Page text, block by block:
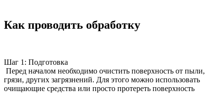
Как проводить обработку
Шаг 1: Подготовка
Перед началом необходимо очистить поверхность от пыли,
грязи, других загрязнений. Для этого можно использовать
очищающие средства или просто протереть поверхность